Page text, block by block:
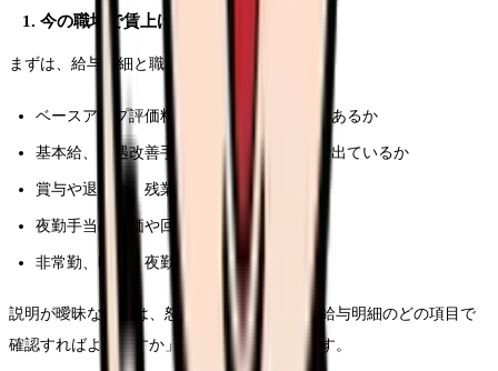
1. 今の職場で賃上げ・手当を確認する
まずは、給与明細と職場説明を見ます。
ベースアップ評価料や賃上げ支援の反映はあるか
基本給、処遇改善手当、調整手当のどれで出ているか
賞与や退職金、残業代単価に影響するか
夜勤手当の単価や回数は変わったか
非常勤、時短、夜勤専従も対象か
説明が曖昧な場合は、怒りをぶつけるより「給与明細のどの項目で
確認すればよいですか」と聞く方が具体的です。